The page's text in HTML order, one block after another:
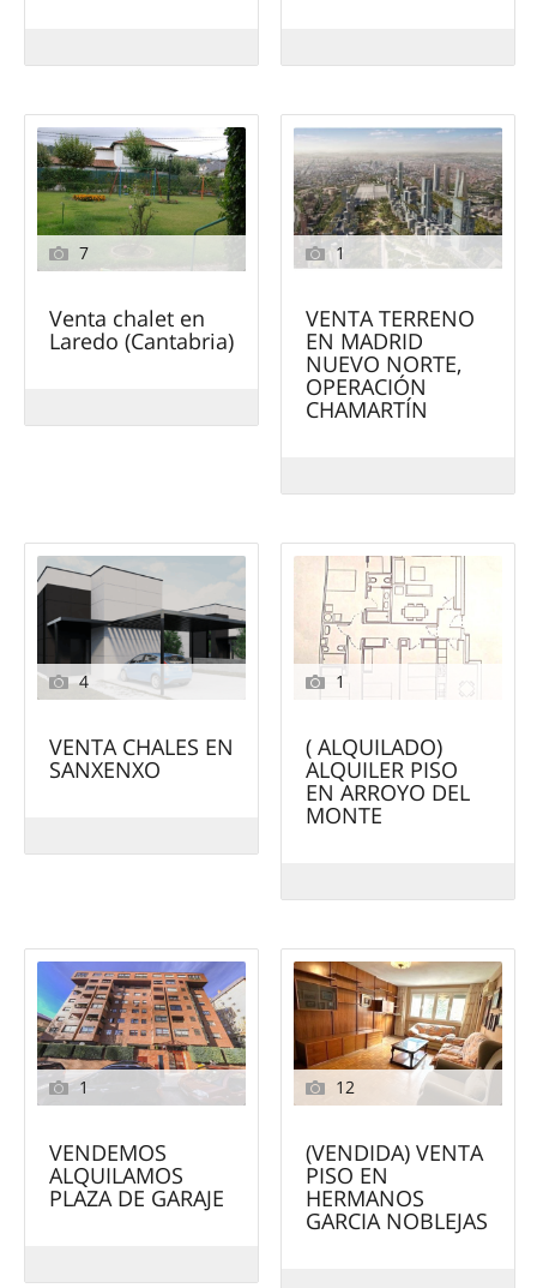
7
Venta chalet en
Laredo (Cantabria)
1
VENTA TERRENO
EN MADRID
NUEVO NORTE,
OPERACIÓN
CHAMARTÍN
4
VENTA CHALES EN
SANXENXO
1
( ALQUILADO)
ALQUILER PISO
EN ARROYO DEL
MONTE
1
VENDEMOS
ALQUILAMOS
PLAZA DE GARAJE
12
(VENDIDA) VENTA
PISO EN
HERMANOS
GARCIA NOBLEJAS